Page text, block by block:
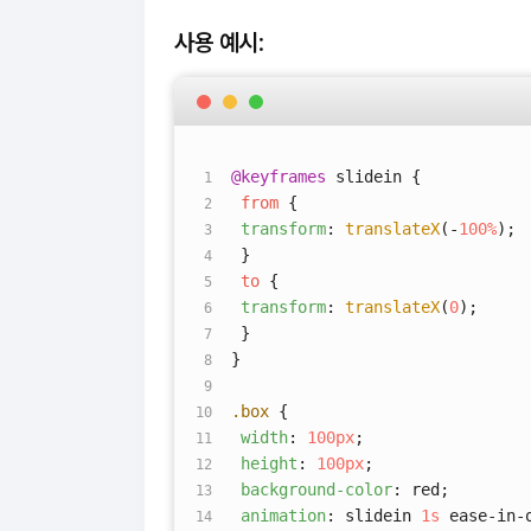
사용 예시 :
@keyframes slidein {
from {
transform: translateX(-100%);
}
to {
transform: translateX(0);
}
}
.box {
width: 100px;
height : 100px;
background-color: red;
animation: slidein 1s ease-in-